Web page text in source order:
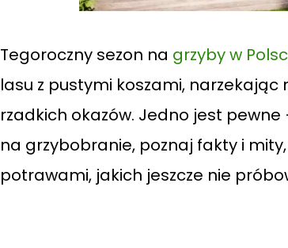
Tegoroczny sezon na grzyby w
lasu z pustymi koszami,
rzadkich okazów. Jedno jest
na grzybobranie, poznaj fakty i
potrawami, jakich jeszcze nie